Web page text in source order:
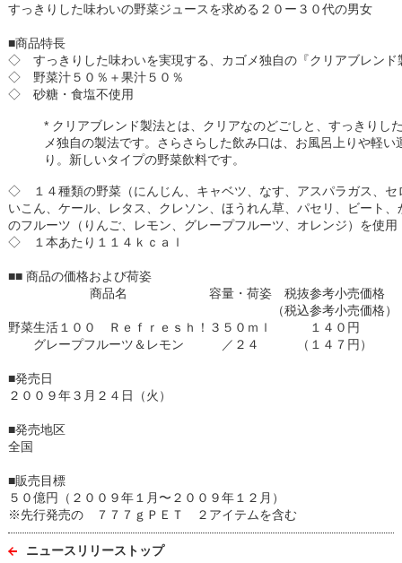
すっきりした味わいの野菜ジュースを求める２０ー３０代の男女
■商品特長
◇ すっきりした味わいを実現する、カゴメ独自の『クリアブレンド
◇ 野菜汁５０％＋果汁５０％
◇ 砂糖・食塩不使用
* クリアブレンド製法とは、クリアなのどごしと、すっきりし
メ独自の製法です。さらさらした飲み口は、お風呂上りや軽い
り。新しいタイプの野菜飲料です。
◇ １４種類の野菜（にんじん、キャベツ、なす、アスパラガス、セ
いこん、ケール、レタス、クレソン、ほうれん草、パセリ、ビート
のフルーツ（りんご、レモン、グレープフルーツ、オレンジ）を使用
◇ １本あたり１１４ｋｃａｌ
■■ 商品の価格および荷姿
商品名
容量・荷姿
税抜参考小売価格
（税込参考小売価格）
野菜生活１００ Ｒｅｆｒｅｓｈ！
グレープフルーツ＆レモン
３５０ｍｌ
／２４
１４０円
（１４７円）
■発売日
２００９年３月２４日（火）
■発売地区
全国
■販売目標
５０億円（２００９年１月〜２００９年１２月）
※先行発売の ７７７ｇＰＥＴ ２アイテムを含む
ニュースリリーストップ